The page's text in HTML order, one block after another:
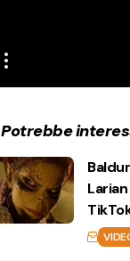
Potrebbe